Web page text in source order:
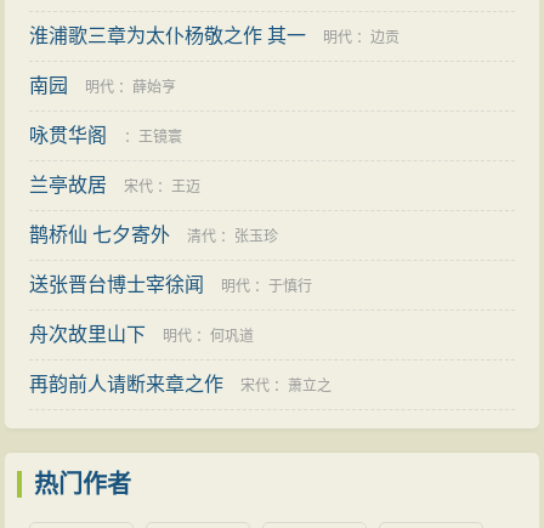
去全朝廷的人都认为张说这个任命不适合，陛下自己也
知道错了而加以制止了。未到一年，这个任命又下发。
令。”孝宗迅速让王〈日严〉草诏，贬二人为宫观官。张
说公开奏章内容，并荐举二人，莫济和周必大于是分别
被贬至温州与建宁府任职。莫济接到任命立即离朝，周
淳熙二年（1175年），除敷文阁待制、侍讲，累迁
吏部尚书兼翰林学士承旨。
淳熙十一年（1184年），创行内外诸军点式法，震
淮浦歌三章为太仆杨敬之作 其一 明代 ：边贡
南园 明代 ： 薛始亨
咏贯华阁 ：王镜寰
兰亭故居 宋代 ：王迈
鹊桥仙 七夕寄外 清代 ： 张玉珍
送张晋台博士宰徐闻 明代 ：于慎行
舟次故里山下 明代 ：何巩道
再韵前人请断来章之作 宋代 ： 萧立之
热门作者